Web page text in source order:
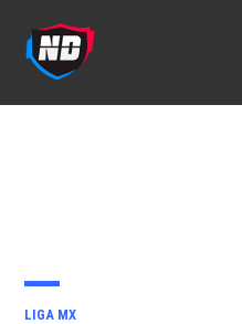
contenido
PUBLICADO
LIGA MX